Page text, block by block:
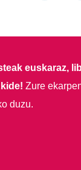
euskaraz,
Zure
duzu.